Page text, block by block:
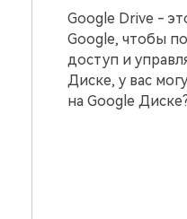
Google Drive -
Google, чтобы
доступ и
Диске, у вас
на Google